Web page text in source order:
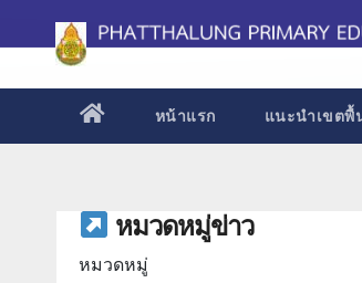
to
หน้าแรก แนะนำเขตพื้
หมวดหมู่ข่าว
หมวดหมู่